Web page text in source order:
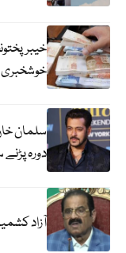
سلمان
دورہ
آزاد